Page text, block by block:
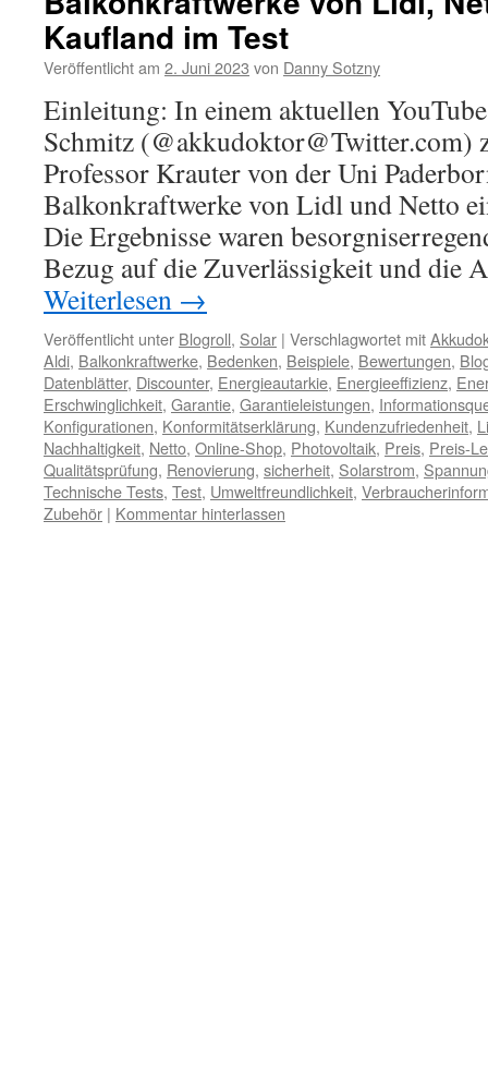
Kaufland im Test
Veröffentlicht am 2. Juni 2023 von Danny Sotzny
Einleitung: In einem aktuellen
Schmitz (@akkudoktor@Twitter.com)
Professor Krauter von der Uni
Balkonkraftwerke von Lidl und Netto
Die Ergebnisse waren
Bezug auf die Zuverlässigkeit und die
Weiterlesen →
Veröffentlicht unter Blogroll, Solar | Verschlagwortet mit
Aldi, Balkonkraftwerke, Bedenken, Beispiele, Bewertungen,
Datenblätter, Discounter, Energieautarkie, Energieeffizienz,
Erschwinglichkeit, Garantie, Garantieleistungen,
Konfigurationen, Konformitätserklärung, Kundenzufriedenheit,
Nachhaltigkeit, Netto, Online-Shop, Photovoltaik, Preis, Preis-
Qualitätsprüfung, Renovierung, sicherheit, Solarstrom,
Technische Tests, Test, Umweltfreundlichkeit,
Zubehör | Kommentar hinterlassen